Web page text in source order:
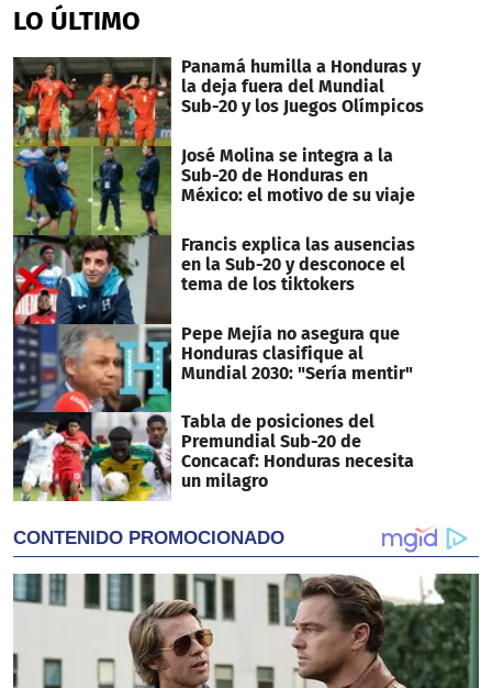
LO ÚLTIMO
Panamá humilla a Honduras y
la deja fuera del Mundial
Sub-20 y los Juegos Olímpicos
José Molina se integra a la
Sub-20 de Honduras en
México: el motivo de su viaje
Francis explica las ausencias
en la Sub-20 y desconoce el
tema de los tiktokers
Pepe Mejía no asegura que
Honduras clasifique al
Mundial 2030: "Sería mentir"
Tabla de posiciones del
Premundial Sub-20 de
Concacaf: Honduras necesita
un milagro